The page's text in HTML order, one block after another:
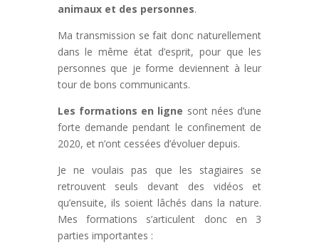
animaux et des personnes.
Ma transmission se fait donc naturellement
dans le même état d’esprit, pour que les
personnes que je forme deviennent à leur
tour de bons communicants.
Les formations en ligne sont nées d’une
forte demande pendant le confinement de
2020, et n’ont cessées d’évoluer depuis.
Je ne voulais pas que les stagiaires se
retrouvent seuls devant des vidéos et
qu’ensuite, ils soient lâchés dans la nature.
Mes formations s’articulent donc en 3
parties importantes :